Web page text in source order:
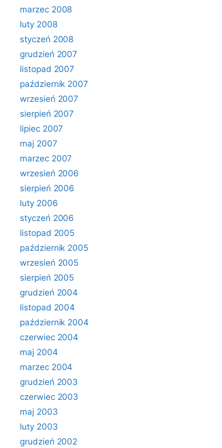
marzec 2008
luty 2008
styczeń 2008
grudzień 2007
listopad 2007
październik 2007
wrzesień 2007
sierpień 2007
lipiec 2007
maj 2007
marzec 2007
wrzesień 2006
sierpień 2006
luty 2006
styczeń 2006
listopad 2005
październik 2005
wrzesień 2005
sierpień 2005
grudzień 2004
listopad 2004
październik 2004
czerwiec 2004
maj 2004
marzec 2004
grudzień 2003
czerwiec 2003
maj 2003
luty 2003
grudzień 2002